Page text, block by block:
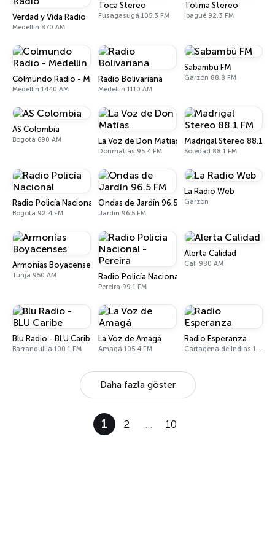
Verdad y Vida Radio
Medellín 870 AM
Toca Stereo
Fusagasugá 105.3 FM
Tolima Stereo
Ibagué 92.3 FM
Colmundo Radio - Medellín
Medellín 1440 AM
Radio Bolivariana
Medellín 1110 AM
Sabambú FM
Garzón 88.8 FM
AS Colombia
Bogotá 690 AM La Voz de Don Matías
Donmatías 95.4 FM
Madrigal Stereo 88.1 FM
Soledad 88.1 FM
Radio Policía Nacional
Bogotá 92.4 FM
Ondas de Jardín 96.5 FM
Jardín 96.5 FM
La Radio Web
Garzón
Armonías Boyacenses
Tunja 950 AM Radio Policía Nacional - Pereira
Pereira 99.1 FM
Alerta Calidad
Cali 980 AM
Blu Radio - BLU Caribe
Barranquilla 100.1 FM
La Voz de Amagá
Amagá 105.4 FM
Radio Esperanza
Cartagena de Indias 1140 AM
Daha fazla göster
1 2 … 10